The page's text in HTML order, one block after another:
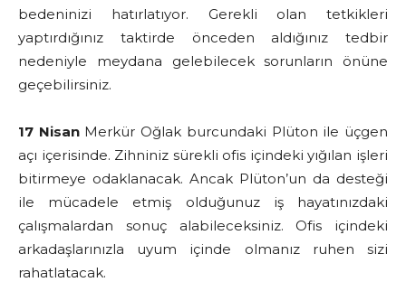
bedeninizi hatırlatıyor. Gerekli olan tetkikleri
yaptırdığınız taktirde önceden aldığınız tedbir
nedeniyle meydana gelebilecek sorunların önüne
geçebilirsiniz.
17 NisanMerkür Oğlak burcundaki Plüton ile üçgen
açı içerisinde. Zihniniz sürekli ofis içindeki yığılan işleri
bitirmeye odaklanacak. Ancak Plüton’un da desteği
ile mücadele etmiş olduğunuz iş hayatınızdaki
çalışmalardan sonuç alabileceksiniz. Ofis içindeki
arkadaşlarınızla uyum içinde olmanız ruhen sizi
rahatlatacak.